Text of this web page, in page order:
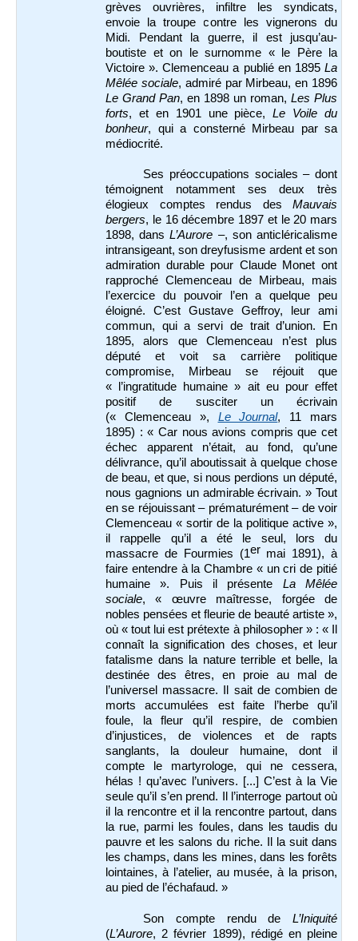
grèves ouvrières, infiltre les syndicats,
envoie la troupe contre les vignerons du
Midi. Pendant la guerre, il est jusqu’au-
boutiste et on le surnomme « le Père la
Victoire ». Clemenceau a publié en 1895 La
Mêlée sociale, admiré par Mirbeau, en 1896
Le Grand Pan, en 1898 un roman, Les Plus
forts, et en 1901 une pièce,Le Voile du
bonheur, qui a consterné Mirbeau par sa
médiocrité.
Ses préoccupations sociales – dont
témoignent notamment ses deux très
élogieux comptes rendus des Mauvais
bergers, le 16 décembre 1897 et le 20 mars
1898, dansL’Aurore –, son anticléricalisme
intransigeant, son dreyfusisme ardent et son
admiration durable pour Claude Monet ont
rapproché Clemenceau de Mirbeau, mais
l’exercice du pouvoir l’en a quelque peu
éloigné. C’est Gustave Geffroy, leur ami
commun, qui a servi de trait d’union. En
1895, alors que Clemenceau n’est plus
député et voit sa carrière politique
compromise, Mirbeau se réjouit que
« l’ingratitude humaine » ait eu pour effet
positif de susciter un écrivain
(« Clemenceau », Le Journal, 11 mars
1895) : « Car nous avions compris que cet
échec apparent n’était, au fond, qu’une
délivrance, qu’il aboutissait à quelque chose
de beau, et que, si nous perdions un député,
nous gagnions un admirable écrivain. » Tout
en se réjouissant – prématurément – de voir
Clemenceau « sortir de la politique active »,
il rappelle qu’il a été le seul, lors du
massacre de Fourmies (1er mai 1891), à
faire entendre à la Chambre « un cri de pitié
humaine ». Puis il présente La Mêlée
sociale, « œuvre maîtresse, forgée de
nobles pensées et fleurie de beauté artiste »,
où « tout lui est prétexte à philosopher » : « Il
connaît la signification des choses, et leur
fatalisme dans la nature terrible et belle, la
destinée des êtres, en proie au mal de
l’universel massacre. Il sait de combien de
morts accumulées est faite l’herbe qu’il
foule, la fleur qu’il respire, de combien
d’injustices, de violences et de rapts
sanglants, la douleur humaine, dont il
compte le martyrologe, qui ne cessera,
hélas ! qu’avec l’univers. [...] C’est à la Vie
seule qu’il s’en prend. Il l’interroge partout où
il la rencontre et il la rencontre partout, dans
la rue, parmi les foules, dans les taudis du
pauvre et les salons du riche. Il la suit dans
les champs, dans les mines, dans les forêts
lointaines, à l’atelier, au musée, à la prison,
au pied de l’échafaud. »
Son compte rendu de L’Iniquité
(L’Aurore, 2 février 1899), rédigé en pleine